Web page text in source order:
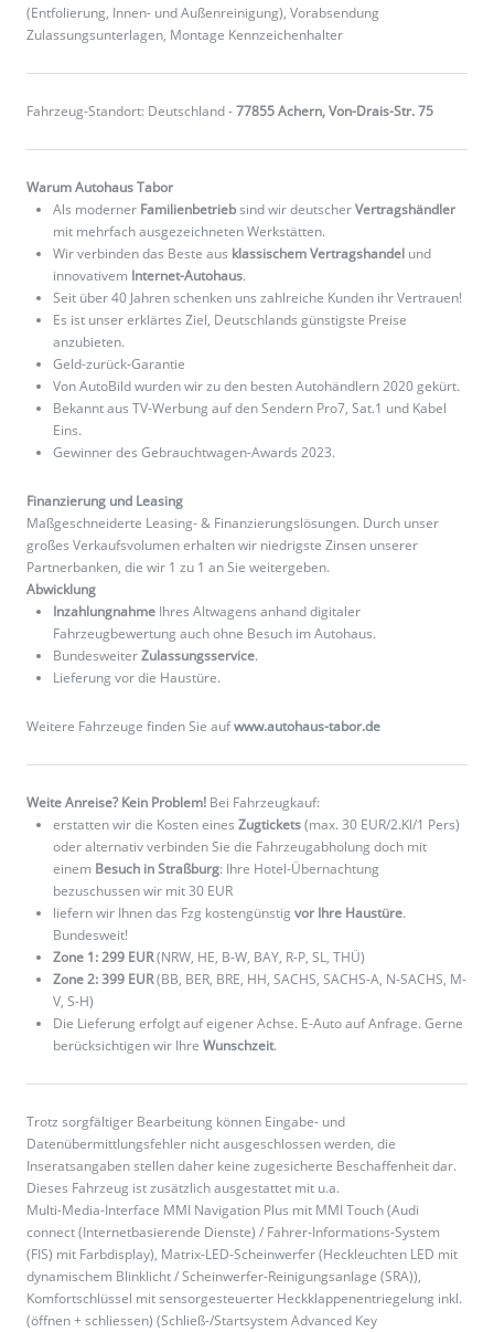
(Entfolierung, Innen- und Außenreinigung), Vorabsendung
Zulassungsunterlagen, Montage Kennzeichenhalter
Fahrzeug-Standort: Deutschland -77855 Achern, Von-Drais-Str. 75
Warum Autohaus Tabor
Als moderner Familienbetriebsind wir deutscherVertragshändler
mit mehrfach ausgezeichneten Werkstätten.
Wir verbinden das Beste aus klassischem Vertragshandel und
innovativem Internet-Autohaus.
Seit über 40 Jahren schenken uns zahlreiche Kunden ihr Vertrauen!
Es ist unser erklärtes Ziel, Deutschlands günstigste Preise
anzubieten.
Geld-zurück-Garantie
Von AutoBild wurden wir zu den besten Autohändlern 2020 gekürt.
Bekannt aus TV-Werbung auf den Sendern Pro7, Sat.1 und Kabel
Eins.
Gewinner des Gebrauchtwagen-Awards 2023.
Finanzierung und Leasing
Maßgeschneiderte Leasing- & Finanzierungslösungen. Durch unser
großes Verkaufsvolumen erhalten wir niedrigste Zinsen unserer
Partnerbanken, die wir 1 zu 1 an Sie weitergeben.
Abwicklung
Inzahlungnahme Ihres Altwagens anhand digitaler
Fahrzeugbewertung auch ohne Besuch im Autohaus.
BundesweiterZulassungsservice.
Lieferung vor die Haustüre.
Weitere Fahrzeuge finden Sie aufwww.autohaus-tabor.de
Weite Anreise? Kein Problem! Bei Fahrzeugkauf:
erstatten wir die Kosten eines Zugtickets(max. 30 EUR/2.Kl/1 Pers)
oder alternativ verbinden Sie die Fahrzeugabholung doch mit
einem Besuch in Straßburg: Ihre Hotel-Übernachtung
bezuschussen wir mit 30 EUR
liefern wir Ihnen das Fzg kostengünstig vor Ihre Haustüre.
Bundesweit!
Zone 1: 299 EUR(NRW, HE, B-W, BAY, R-P, SL, THÜ)
Zone 2: 399 EUR(BB, BER, BRE, HH, SACHS, SACHS-A, N-SACHS, M-
V, S-H)
Die Lieferung erfolgt auf eigener Achse. E-Auto auf Anfrage. Gerne
berücksichtigen wir Ihre Wunschzeit.
Trotz sorgfältiger Bearbeitung können Eingabe- und
Datenübermittlungsfehler nicht ausgeschlossen werden, die
Inseratsangaben stellen daher keine zugesicherte Beschaffenheit dar.
Dieses Fahrzeug ist zusätzlich ausgestattet mit u.a.
Multi-Media-Interface MMI Navigation Plus mit MMI Touch (Audi
connect (Internetbasierende Dienste) / Fahrer-Informations-System
(FIS) mit Farbdisplay), Matrix-LED-Scheinwerfer (Heckleuchten LED mit
dynamischem Blinklicht / Scheinwerfer-Reinigungsanlage (SRA)),
Komfortschlüssel mit sensorgesteuerter Heckklappenentriegelung inkl.
(öffnen + schliessen) (Schließ-/Startsystem Advanced Key